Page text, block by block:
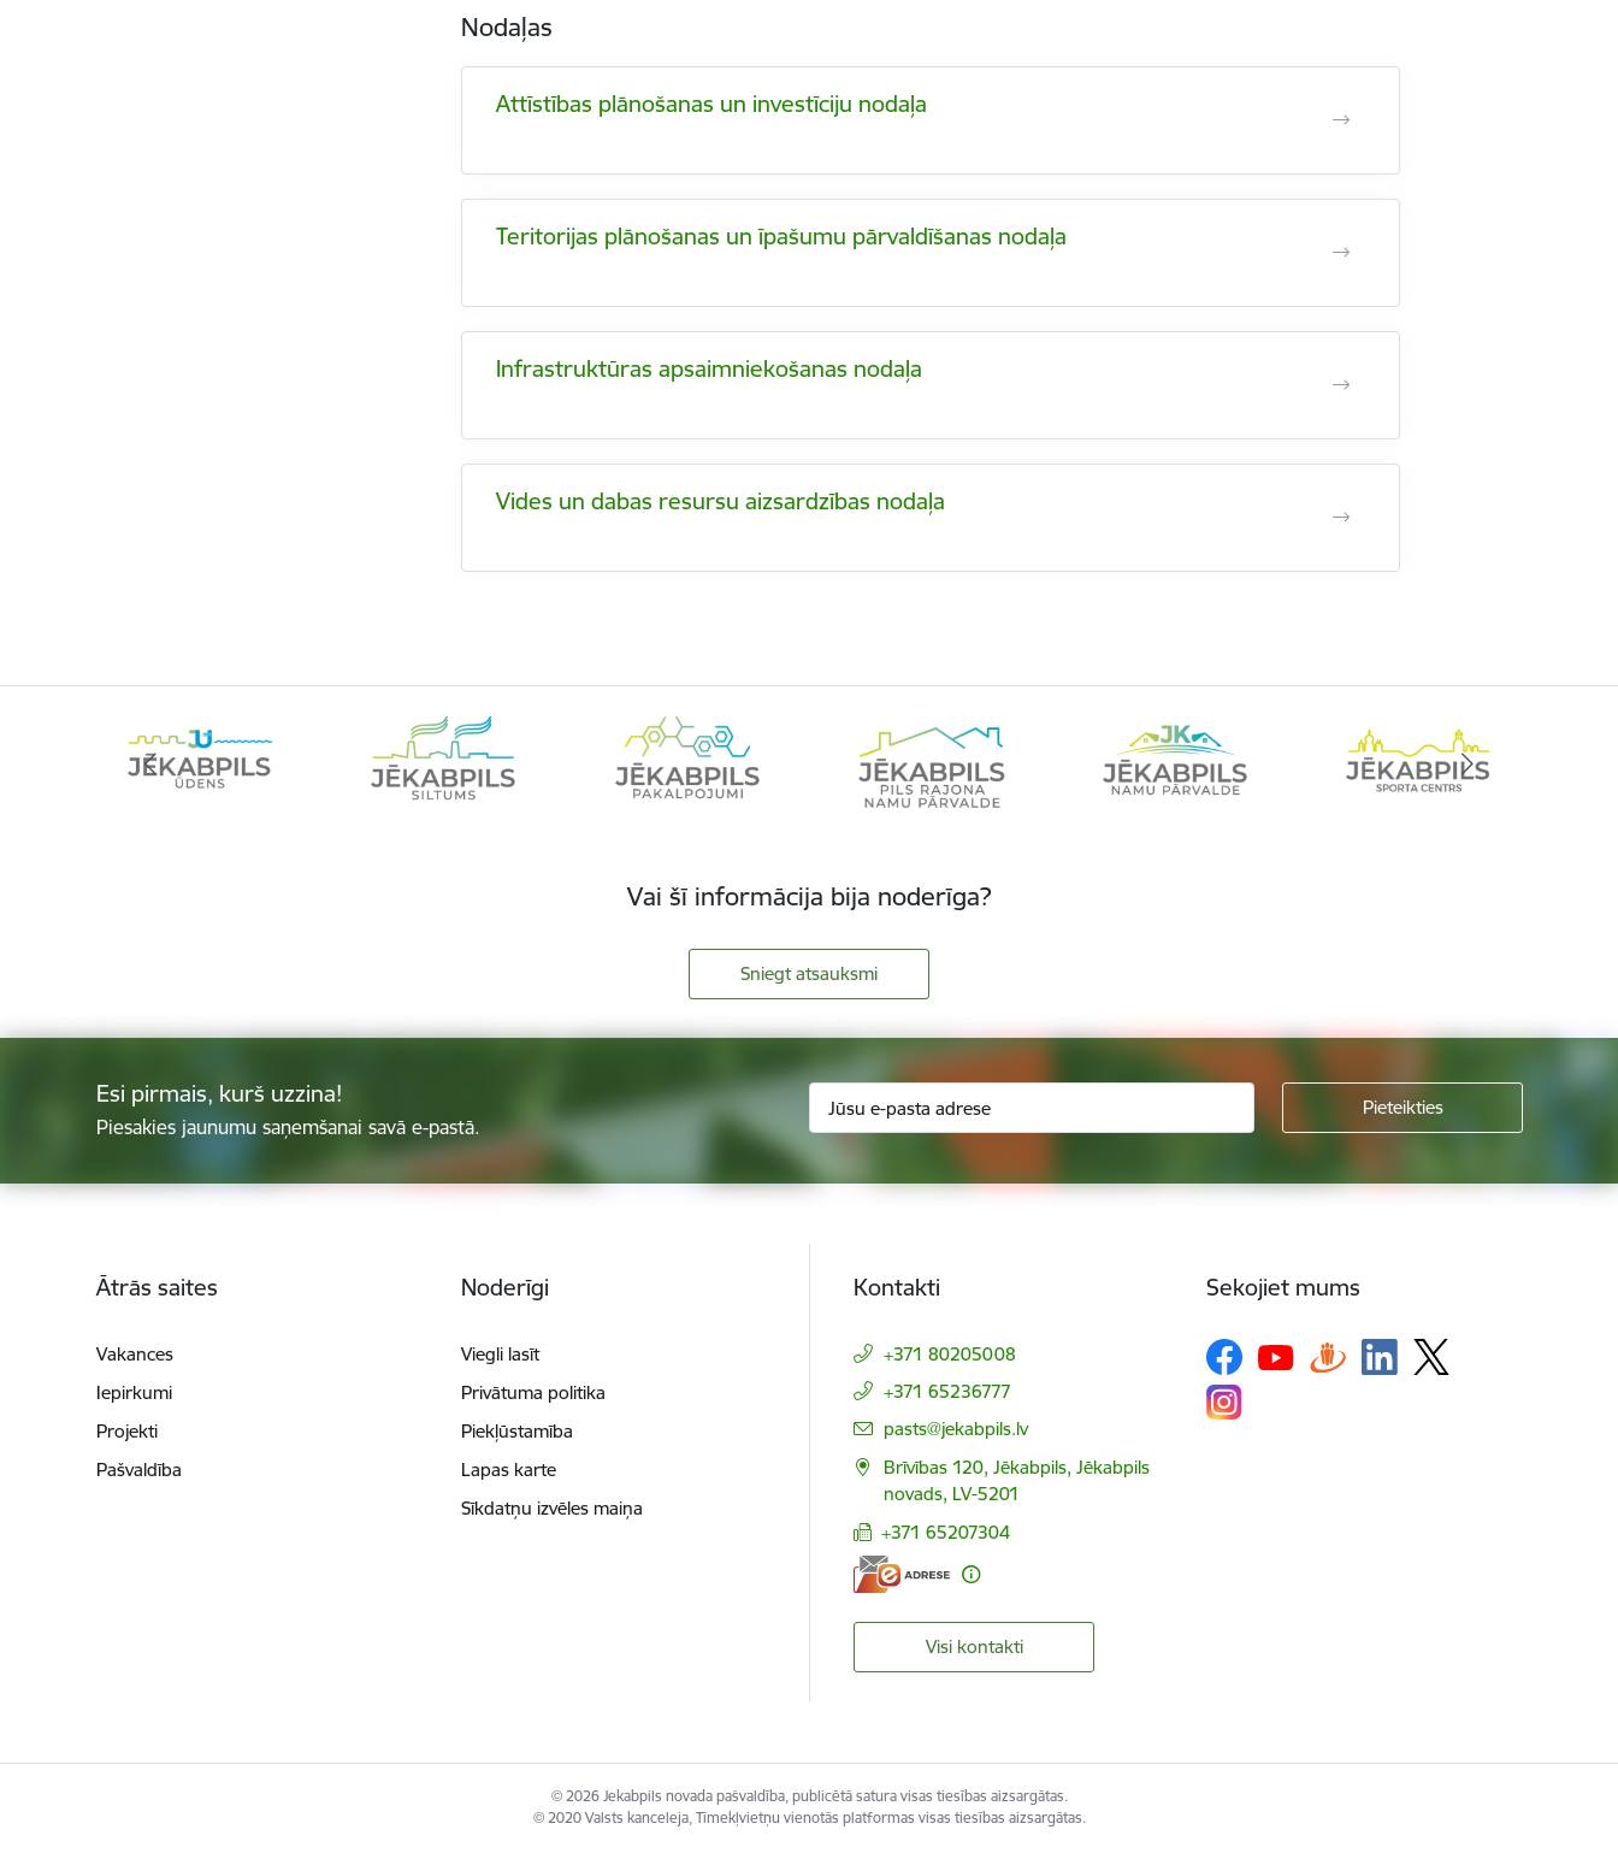
Nodaļas
Attīstības plānošanas un investīciju nodaļa
Teritorijas plānošanas un īpašumu pārvaldīšanas nodaļa
Infrastruktūras apsaimniekošanas nodaļa
Vides un dabas resursu aizsardzības nodaļa
Vai šī informācija bija noderīga?
Sniegt atsauksmi
Esi pirmais, kurš uzzina!
Piesakies jaunumu saņemšanai savā e-pastā.
Ātrās saites
Vakances
Iepirkumi
Projekti
Pašvaldība
Noderīgi
Viegli lasīt
Privātuma politika
Piekļūstamība
Lapas karte
Sīkdatņu izvēles maiņa
Kontakti
+371 80205008
+371 65236777
E-pasts:
pasts@jekabpils.lv
Brīvības 120, Jēkabpils, Jēkabpils
novads, LV-5201
+371 65207304
Visi kontakti
Sekojiet mums
© 2026 Jekabpils novada pašvaldība, publicētā satura visas tiesības aizsargātas.
© 2020 Valsts kanceleja, Tīmekļvietņu vienotās platformas visas tiesības aizsargātas.